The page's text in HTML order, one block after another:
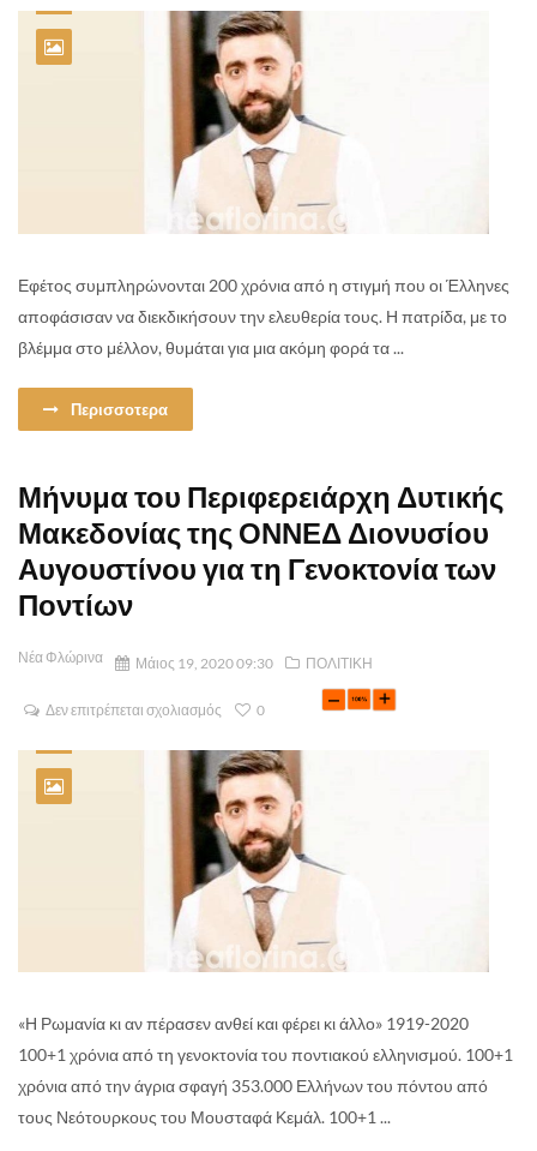
Εφέτος συμπληρώνονται 200 χρόνια από η στιγμή που οι Έλληνες
αποφάσισαν να διεκδικήσουν την ελευθερία τους. Η πατρίδα, με το
βλέμμα στο μέλλον, θυμάται για μια ακόμη φορά τα ...
Περισσοτερα
Μήνυμα του Περιφερειάρχη Δυτικής
Μακεδονίας της ΟΝΝΕΔ Διονυσίου
Αυγουστίνου για τη Γενοκτονία των
Ποντίων
Νέα Φλώρινα Μάιος 19, 2020 09:30 ΠΟΛΙΤΙΚΗ
Δεν επιτρέπεται σχολιασμός 0
«Η Ρωμανία κι αν πέρασεν ανθεί και φέρει κι άλλο» 1919-2020
100+1 χρόνια από τη γενοκτονία του ποντιακού ελληνισμού. 100+1
χρόνια από την άγρια σφαγή 353.000 Ελλήνων του πόντου από
τους Νεότουρκους του Μουσταφά Κεμάλ. 100+1 ...